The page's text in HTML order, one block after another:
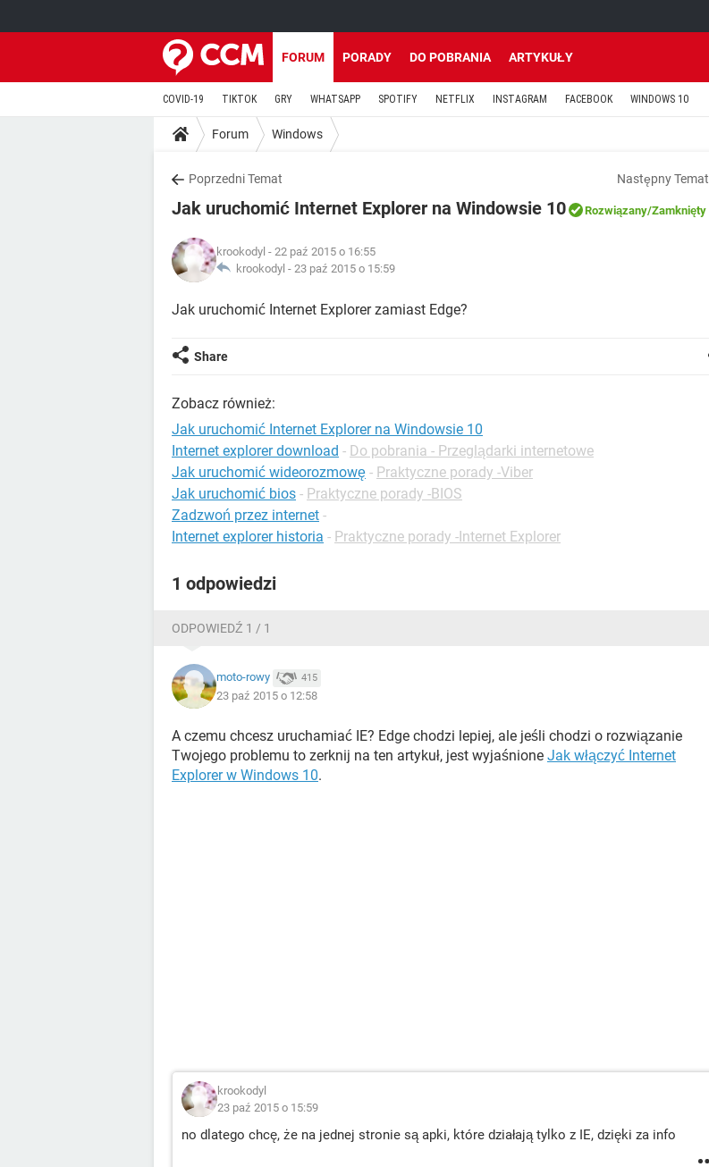
FORUM PORADY DO POBRANIA ARTYKUŁY
COVID-19 TIKTOK GRY WHATSAPP SPOTIFY NETFLIX INSTAGRAM FACEBOOK WINDOWS 10
Forum Windows
Poprzedni Temat Następny Temat
Jak uruchomić Internet Explorer na Windowsie 10 Rozwiązany/Zamknięty
krookodyl - 22 paź 2015 o 16:55
krookodyl - 23 paź 2015 o 15:59
Jak uruchomić Internet Explorer zamiast Edge?
Share
Zobacz również:
Jak uruchomić Internet Explorer na Windowsie 10
Internet explorer download - Do pobrania - Przeglądarki internetowe
Jak uruchomić wideorozmowę - Praktyczne porady -Viber
Jak uruchomić bios - Praktyczne porady -BIOS
Zadzwoń przez internet -
Internet explorer historia - Praktyczne porady -Internet Explorer
1 odpowiedzi
ODPOWIEDŹ 1 / 1
moto-rowy 415
23 paź 2015 o 12:58
A czemu chcesz uruchamiać IE? Edge chodzi lepiej, ale jeśli chodzi o rozwiązanie
Twojego problemu to zerknij na ten artykuł, jest wyjaśnione Jak włączyć Internet
Explorer w Windows 10.
krookodyl
23 paź 2015 o 15:59
no dlatego chcę, że na jednej stronie są apki, które działają tylko z IE, dzięki za info